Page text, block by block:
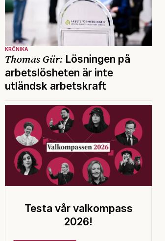
KRÖNIKA
Thomas Gür: Lösningen på
arbetslösheten är inte
utländsk arbetskraft
Testa vår valkompass
2026!